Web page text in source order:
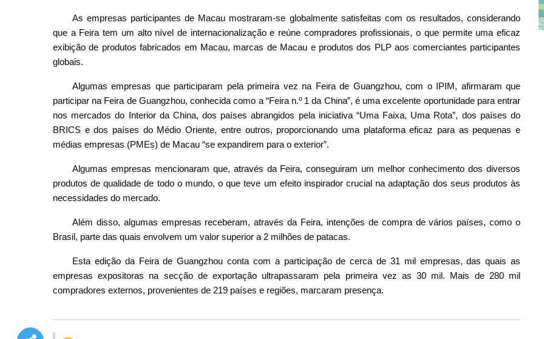
As empresas participantes de Macau mostraram-se globalmente satisfeitas com os resultados, considerando
que a Feira tem um alto nível de internacionalização e reúne compradores profissionais, o que permite uma eficaz
exibição de produtos fabricados em Macau, marcas de Macau e produtos dos PLP aos comerciantes participantes
globais.
Algumas empresas que participaram pela primeira vez na Feira de Guangzhou, com o IPIM, afirmaram que
participar na Feira de Guangzhou, conhecida como a “Feira n.º 1 da China”, é uma excelente oportunidade para entrar
nos mercados do Interior da China, dos países abrangidos pela iniciativa “Uma Faixa, Uma Rota”, dos países do
BRICS e dos países do Médio Oriente, entre outros, proporcionando uma plataforma eficaz para as pequenas e
médias empresas (PMEs) de Macau “se expandirem para o exterior”.
Algumas empresas mencionaram que, através da Feira, conseguiram um melhor conhecimento dos diversos
produtos de qualidade de todo o mundo, o que teve um efeito inspirador crucial na adaptação dos seus produtos às
necessidades do mercado.
Além disso, algumas empresas receberam, através da Feira, intenções de compra de vários países, como o
Brasil, parte das quais envolvem um valor superior a 2 milhões de patacas.
Esta edição da Feira de Guangzhou conta com a participação de cerca de 31 mil empresas, das quais as
empresas expositoras na secção de exportação ultrapassaram pela primeira vez as 30 mil. Mais de 280 mil
compradores externos, provenientes de 219 países e regiões, marcaram presença.